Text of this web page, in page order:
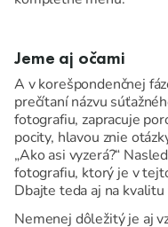
Jeme aj očami
A v korešpondenčnej
prečítaní názvu
fotografiu, zapracuje
pocity, hlavou znie
„Ako asi vyzerá?“
fotografiu, ktorý je v
Dbajte teda aj na
Nemenej dôležitý je aj